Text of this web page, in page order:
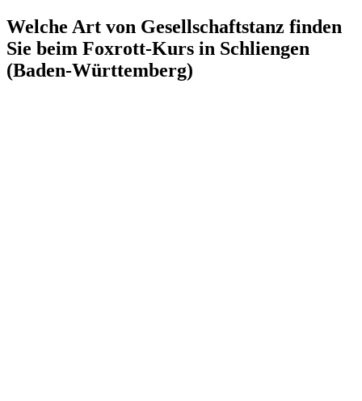
Welche Art von Gesellschaftstanz finden
Sie beim Foxrott-Kurs in Schliengen
(Baden-Württemberg)